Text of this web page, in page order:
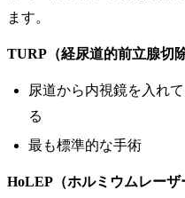
ます。
TURP（経尿道的前立腺切除
尿道から内視鏡を入れ
る
最も標準的な手術
HoLEP（ホルミウムレーザ